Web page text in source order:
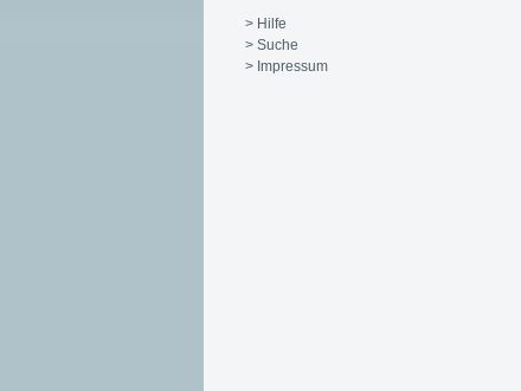
> Hilfe
> Suche
> Impressum